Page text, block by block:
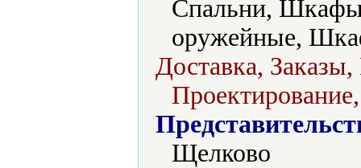
Спальни,
оружейные,
Доставка,
Щелково